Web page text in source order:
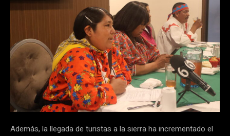
Además, la llegada de turistas a la sierra ha incrementado el